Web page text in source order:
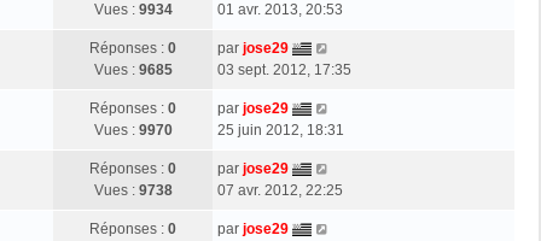
Vues : 9934
01 avr. 2013, 20:53
Réponses : 0
Vues : 9685
par jose29
03 sept. 2012, 17:35
Réponses : 0
Vues : 9970
par jose29
25 juin 2012, 18:31
Réponses : 0
Vues : 9738
par jose29
07 avr. 2012, 22:25
Réponses : 0
par jose29